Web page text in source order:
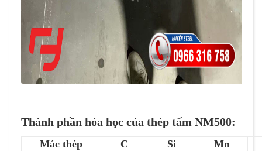
Thành phần hóa học của thép tấm NM500:
Mác thép C Si
Mn